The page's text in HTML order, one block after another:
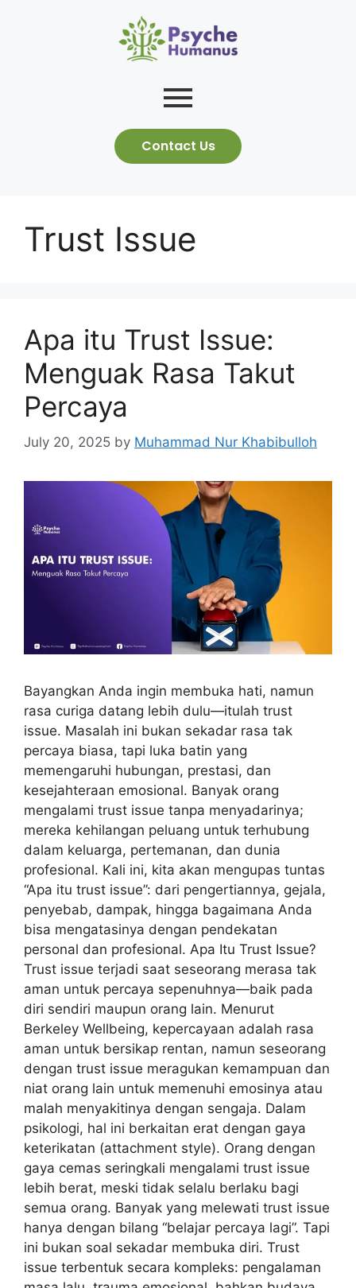
Contact Us
Trust Issue
Apa itu Trust Issue:
Menguak Rasa Takut
Percaya
July 20, 2025 by Muhammad Nur Khabibulloh
Bayangkan Anda ingin membuka hati, namun
rasa curiga datang lebih dulu—itulah trust
issue. Masalah ini bukan sekadar rasa tak
percaya biasa, tapi luka batin yang
memengaruhi hubungan, prestasi, dan
kesejahteraan emosional. Banyak orang
mengalami trust issue tanpa menyadarinya;
mereka kehilangan peluang untuk terhubung
dalam keluarga, pertemanan, dan dunia
profesional. Kali ini, kita akan mengupas tuntas
“Apa itu trust issue”: dari pengertiannya, gejala,
penyebab, dampak, hingga bagaimana Anda
bisa mengatasinya dengan pendekatan
personal dan profesional. Apa Itu Trust Issue?
Trust issue terjadi saat seseorang merasa tak
aman untuk percaya sepenuhnya—baik pada
diri sendiri maupun orang lain. Menurut
Berkeley Wellbeing, kepercayaan adalah rasa
aman untuk bersikap rentan, namun seseorang
dengan trust issue meragukan kemampuan dan
niat orang lain untuk memenuhi emosinya atau
malah menyakitinya dengan sengaja. Dalam
psikologi, hal ini berkaitan erat dengan gaya
keterikatan (attachment style). Orang dengan
gaya cemas seringkali mengalami trust issue
lebih berat, meski tidak selalu berlaku bagi
semua orang. Banyak yang melewati trust issue
hanya dengan bilang “belajar percaya lagi”. Tapi
ini bukan soal sekadar membuka diri. Trust
issue terbentuk secara kompleks: pengalaman